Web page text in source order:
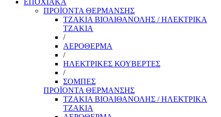
ΕΠΟΧΙΑΚΑ
ΠΡΟΪΟΝΤΑ ΘΕΡΜΑΝΣΗΣ
ΤΖΑΚΙΑ ΒΙΟΑΙΘΑΝΟΛΗΣ / ΗΛΕΚΤΡΙΚΑ
ΤΖΑΚΙΑ
/
ΑΕΡΟΘΕΡΜΑ
/
ΗΛΕΚΤΡΙΚΕΣ ΚΟΥΒΕΡΤΕΣ
/
ΣΟΜΠΕΣ
ΠΡΟΪΟΝΤΑ ΘΕΡΜΑΝΣΗΣ
ΤΖΑΚΙΑ ΒΙΟΑΙΘΑΝΟΛΗΣ / ΗΛΕΚΤΡΙΚΑ
ΤΖΑΚΙΑ